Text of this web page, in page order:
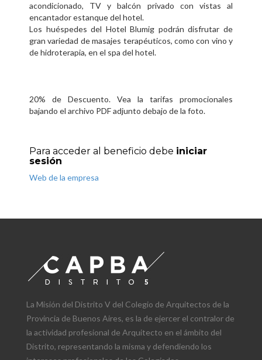
acondicionado, TV y balcón privado con vistas al
encantador estanque del hotel.
Los huéspedes del Hotel Blumig podrán disfrutar de
gran variedad de masajes terapéuticos, como con vino y
de hidroterapia, en el spa del hotel.
20% de Descuento. Vea la tarifas promocionales
bajando el archivo PDF adjunto debajo de la foto.
Para acceder al beneficio debe iniciar
sesión
Web de la empresa
La Misión del Distrito V del Colegio de Arquitectos de la
Provincia de Buenos Aires, es la de ejercer el contralor de
la actividad profesional de Arquitecto en el ámbito del
Distrito, representando la misma y defendiendo los